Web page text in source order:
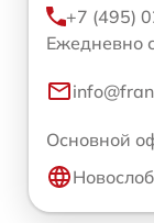
+7 (495)
Ежедневно
Основной